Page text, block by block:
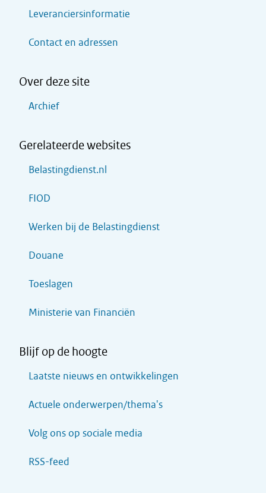
Leveranciersinformatie
Contact en adressen
Over deze site
Archief
Gerelateerde websites
Belastingdienst.nl
FIOD
Werken bij de Belastingdienst
Douane
Toeslagen
Ministerie van Financiën
Blijf op de hoogte
Laatste nieuws en ontwikkelingen
Actuele onderwerpen/thema's
Volg ons op sociale media
RSS-feed